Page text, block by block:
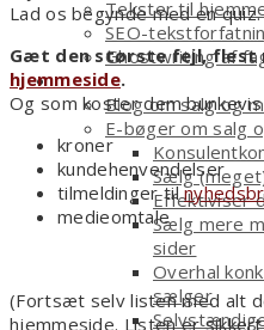
Tekster til
SEO-
Ghostwriting af
Smagsprøver
Blog om salg og
E-bøger om salg
Sælg
Effektiviser
Sælg mere
sider
Overhal
sælger
Lad os begynde med en quiz.
Gæt den største fejl, flest
hjemmeside.
Og som koster dem
kroner
kundehenvendelser
tilmeldinger til
medieomtale
(Fortsæt selv listen med alt
hjemmeside. Listen er